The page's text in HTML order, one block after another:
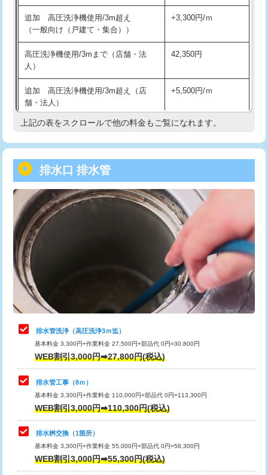
廃棄・処分
※給水管工事は20mmまでの価格です。
給水管工事※（支持金具設置) 5,500円
給水管工事※（保温材使用（バンド止
め込み）)
5,500円
給水管工事※（土の掘削・埋め戻し作
業)
11,000円
給水管工事※（塩ビ管（VP・HI）使
用/3ｍまで)
用（追加）/3ｍ超え)
給水管工事※（ライニング鋼管・銅
管・ポリ管・HT管使用/3ｍまで)
44,000円
給水管工事※（ライニング鋼管・銅
管・ポリ管・HT管使用/3ｍ超え)
+8,800円
排水管工事（土の掘削・埋め戻し作
業）
11,000円~
排水管工事（排水管工事/3ｍまで） 55,000円
排水管工事（追加 排水管工事/3ｍ超
え）
マス交換（土の掘削・埋め戻し作業）
マス交換（深さ50㎝未満）
マス交換（深さ50㎝以上）
コンクリート斫り（厚さ10㎝まで）
コンクリート斫り（厚さ10㎝超え）
追加 高圧洗浄機使用/3m超え
（一般向け（戸建て・集合））
+3,300円/ｍ
高圧洗浄機使用/3mまで（店舗・法
人）
42,350円
追加 高圧洗浄機使用/3m超え（店
舗・法人）
+5,500円/ｍ
高度高圧洗浄換 現地調査
トーラー機使用/3mまで
追加トーラー機使用/3m超え +3,300円
カメラ調査 33,000円
桝清掃 8,800円
止水・漏水調査・防水処理・清掃・修
理・調整・分解・加工など（軽作業）
11,000円
止水・漏水調査・防水処理・清掃・修
理・調整・分解・加工など（中作業）
22,000円
止水・漏水調査・防水処理・清掃・修
理・調整・分解・加工など（重作業）
33,000円
その他部品の脱着
交換・取付（タンク）
交換・取付(単水栓（壁付・デッキ
式）)
交換・取付(混合水栓（壁付・デッキ
16,500円+材料費
上記の表をスクロールで他の料金もご覧になれます。
排水口 排水管
排水管洗浄（高圧洗浄3ｍ迄）
基本料金 3,300円+作業料金 27,500円+部品代 0円=30,800円
WEB割引3,000円➡27,800円(税込)
排水管工事（8ｍ）
基本料金 3,300円+作業料金 110,000円+部品代 0円=113,300円
WEB割引3,000円➡110,300円(税込)
排水桝交換（1箇所）
基本料金 3,300円+作業料金 55,000円+部品代 0円=58,300円
WEB割引3,000円➡55,300円(税込)